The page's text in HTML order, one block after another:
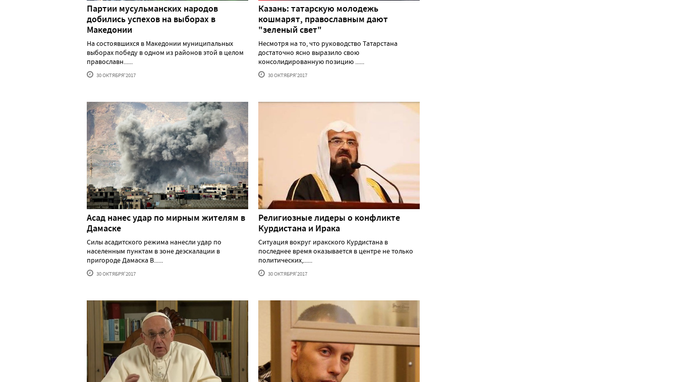
Партии мусульманских народов
добились успехов на выборах в
Македонии
На состоявшихся в Македонии муниципальных
выборах победу в одном из районов этой в целом
православн......
30 ОКТЯБРЯ'2017
Казань: татарскую молодежь
кошмарят, православным дают
"зеленый свет"
Несмотря на то, что руководство Татарстана
достаточно ясно выразило свою
консолидированную позицию ......
30 ОКТЯБРЯ'2017
Асад нанес удар по мирным жителям в
Дамаске
Силы асадитского режима нанесли удар по
населенным пунктам в зоне деэскалации в
пригороде Дамаска В......
30 ОКТЯБРЯ'2017
Религиозные лидеры о конфликте
Курдистана и Ирака
Ситуация вокруг иракского Курдистана в
последнее время оказывается в центре не только
политических,......
30 ОКТЯБРЯ'2017